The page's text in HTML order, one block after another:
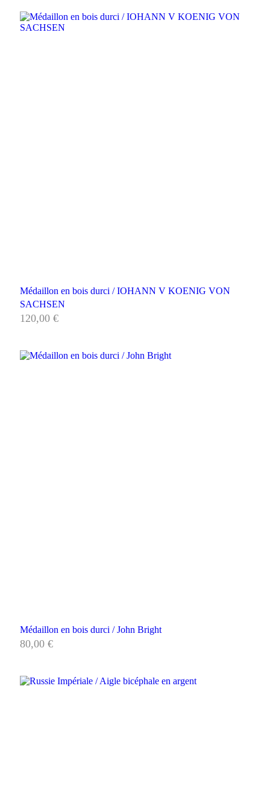
Médaillon en bois durci / IOHANN V KOENIG VON
SACHSEN
120,00 €
Médaillon en bois durci / John Bright
80,00 €